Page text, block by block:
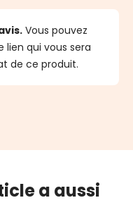
Vous pouvez
lien qui vous sera
de ce produit.
a aussi